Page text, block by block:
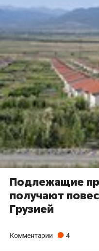
Подлежащие
получают
Грузией
Комментарии 4